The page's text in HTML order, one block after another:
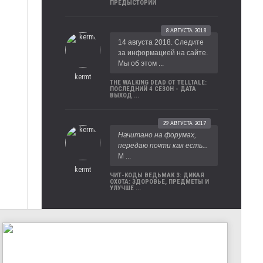
ПРЕДЫСТОРИИ
kermt
8 АВГУСТА 2018
14 августа 2018. Следите
за информацией на сайте.
Мы об этом ...
THE WALKING DEAD ОТ TELLTALE:
ПОСЛЕДНИЙ 4 СЕЗОН - ДАТА
ВЫХОД ...
kermt
29 АВГУСТА 2017
Начитано на форумах,
передаю почти как есть...
М ...
ЧИТ-КОДЫ ВЕДЬМАК 3: ДИКАЯ
ОХОТА: ЗДОРОВЬЕ, ПРЕДМЕТЫ И
УЛУЧШЕ ...